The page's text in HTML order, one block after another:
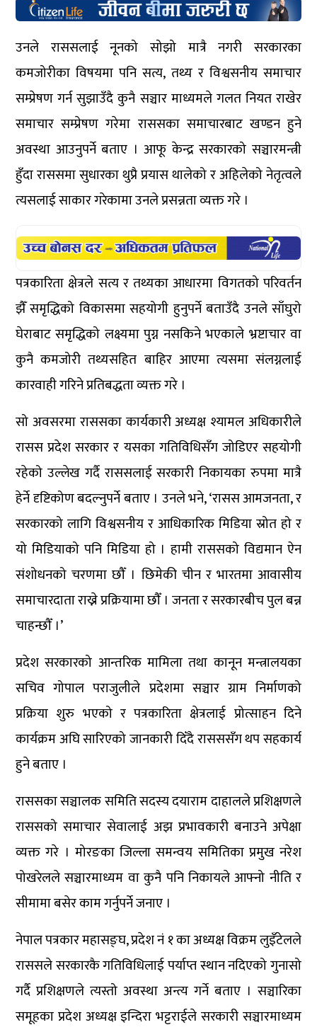
उनले राससलाई नूनको सोझो मात्रै नगरी सरकारका
कमजोरीका विषयमा पनि सत्य, तथ्य र विश्वसनीय समाचार
सम्प्रेषण गर्न सुझाउँदै कुनै सञ्चार माध्यमले गलत नियत राखेर
समाचार सम्प्रेषण गरेमा राससका समाचारबाट खण्डन हुने
अवस्था आउनुपर्ने बताए । आफू केन्द्र सरकारको सञ्चारमन्त्री
हुँदा राससमा सुधारका थुप्रै प्रयास थालेको र अहिलेको नेतृत्वले
त्यसलाई साकार गरेकामा उनले प्रसन्नता व्यक्त गरे ।
पत्रकारिता क्षेत्रले सत्य र तथ्यका आधारमा विगतको परिवर्तन
झैँ समृद्धिको विकासमा सहयोगी हुनुपर्ने बताउँदै उनले साँघुरो
घेराबाट समृद्धिको लक्ष्यमा पुग्न नसकिने भएकाले भ्रष्टाचार वा
कुनै कमजोरी तथ्यसहित बाहिर आएमा त्यसमा संलग्नलाई
कारवाही गरिने प्रतिबद्धता व्यक्त गरे ।
सो अवसरमा राससका कार्यकारी अध्यक्ष श्यामल अधिकारीले
रासस प्रदेश सरकार र यसका गतिविधिसँग जोडिएर सहयोगी
रहेको उल्लेख गर्दै राससलाई सरकारी निकायका रुपमा मात्रै
हेर्ने दृष्टिकोण बदल्नुपर्ने बताए । उनले भने, ‘रासस आमजनता, र
सरकारको लागि विश्वसनीय र आधिकारिक मिडिया स्रोत हो र
यो मिडियाको पनि मिडिया हो । हामी राससको विद्यमान ऐन
संशोधनको चरणमा छौँ । छिमेकी चीन र भारतमा आवासीय
समाचारदाता राख्ने प्रक्रियामा छौँ । जनता र सरकारबीच पुल बन्न
चाहन्छौँ ।’
प्रदेश सरकारको आन्तरिक मामिला तथा कानून मन्त्रालयका
सचिव गोपाल पराजुलीले प्रदेशमा सञ्चार ग्राम निर्माणको
प्रक्रिया शुरु भएको र पत्रकारिता क्षेत्रलाई प्रोत्साहन दिने
कार्यक्रम अघि सारिएको जानकारी दिँदै रासससँग थप सहकार्य
हुने बताए ।
राससका सञ्चालक समिति सदस्य दयाराम दाहालले प्रशिक्षणले
राससको समाचार सेवालाई अझ प्रभावकारी बनाउने अपेक्षा
व्यक्त गरे । मोरङका जिल्ला समन्वय समितिका प्रमुख नरेश
पोखरेलले सञ्चारमाध्यम वा कुनै पनि निकायले आफ्नो नीति र
सीमामा बसेर काम गर्नुपर्ने जनाए ।
नेपाल पत्रकार महासङ्घ, प्रदेश नं १ का अध्यक्ष विक्रम लुइँटेलले
राससले सरकारकै गतिविधिलाई पर्याप्त स्थान नदिएको गुनासो
गर्दै प्रशिक्षणले त्यस्तो अवस्था अन्त्य गर्ने बताए । सञ्चारिका
समूहका प्रदेश अध्यक्ष इन्दिरा भट्टराईले सरकारी सञ्चारमाध्यम